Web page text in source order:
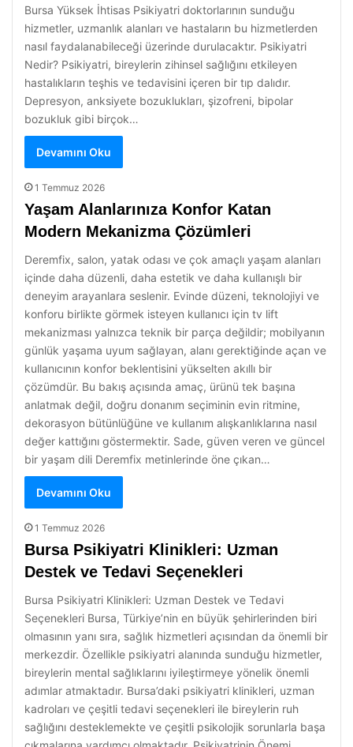
Bursa Yüksek İhtisas Psikiyatri doktorlarının sunduğu
hizmetler, uzmanlık alanları ve hastaların bu hizmetlerden
nasıl faydalanabileceği üzerinde durulacaktır. Psikiyatri
Nedir? Psikiyatri, bireylerin zihinsel sağlığını etkileyen
hastalıkların teşhis ve tedavisini içeren bir tıp dalıdır.
Depresyon, anksiyete bozuklukları, şizofreni, bipolar
bozukluk gibi birçok…
Devamını Oku
1 Temmuz 2026
Yaşam Alanlarınıza Konfor Katan
Modern Mekanizma Çözümleri
Deremfix, salon, yatak odası ve çok amaçlı yaşam alanları
içinde daha düzenli, daha estetik ve daha kullanışlı bir
deneyim arayanlara seslenir. Evinde düzeni, teknolojiyi ve
konforu birlikte görmek isteyen kullanıcı için tv lift
mekanizması yalnızca teknik bir parça değildir; mobilyanın
günlük yaşama uyum sağlayan, alanı gerektiğinde açan ve
kullanıcının konfor beklentisini yükselten akıllı bir
çözümdür. Bu bakış açısında amaç, ürünü tek başına
anlatmak değil, doğru donanım seçiminin evin ritmine,
dekorasyon bütünlüğüne ve kullanım alışkanlıklarına nasıl
değer kattığını göstermektir. Sade, güven veren ve güncel
bir yaşam dili Deremfix metinlerinde öne çıkan…
Devamını Oku
1 Temmuz 2026
Bursa Psikiyatri Klinikleri: Uzman
Destek ve Tedavi Seçenekleri
Bursa Psikiyatri Klinikleri: Uzman Destek ve Tedavi
Seçenekleri Bursa, Türkiye’nin en büyük şehirlerinden biri
olmasının yanı sıra, sağlık hizmetleri açısından da önemli bir
merkezdir. Özellikle psikiyatri alanında sunduğu hizmetler,
bireylerin mental sağlıklarını iyileştirmeye yönelik önemli
adımlar atmaktadır. Bursa’daki psikiyatri klinikleri, uzman
kadroları ve çeşitli tedavi seçenekleri ile bireylerin ruh
sağlığını desteklemekte ve çeşitli psikolojik sorunlarla başa